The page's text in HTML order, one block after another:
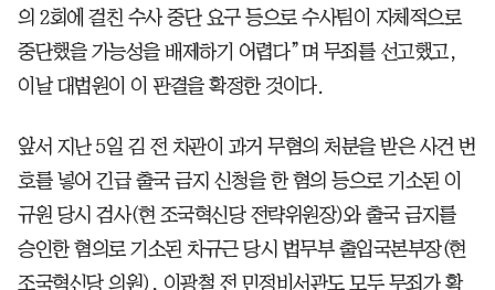
의 2회에 걸친 수사 중단 요구 등으로 수사팀이 자체적으로
중단했을 가능성을 배제하기 어렵다”며 무죄를 선고했고,
이날 대법원이 이 판결을 확정한 것이다.
앞서 지난 5일 김 전 차관이 과거 무혐의 처분을 받은 사건 번
호를 넣어 긴급 출국 금지 신청을 한 혐의 등으로 기소된 이
규원 당시 검사(현 조국혁신당 전략위원장)와 출국 금지를
승인한 혐의로 기소된 차규근 당시 법무부 출입국본부장(현
조국혁신당 의원), 이광철 전 민정비서관도 모두 무죄가 확